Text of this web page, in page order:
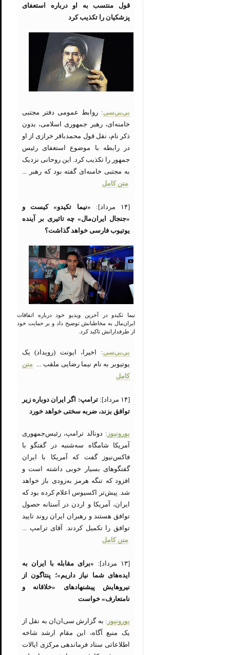
قول منتسب به او درباره استعفای
پزشکیان را تکذیب کرد
بی‌بی‌سی: روابط عمومی دفتر مجتبی
خامنه‌ای، رهبر جمهوری اسلامی، بدون
ذکر نام، نقل قول محمدباقر خرازی از او
در رابطه با موضوع استعفای رئیس
جمهور را تکذیب کرد. این روحانی نزدیک
به مجتبی خامنه‌ای گفته بود که رهبر ...
متن کامل
[۱۴ مرداد]:
«نیما تکیدو» کیست و
«جنجال ایران‌مال» چه تاثیری بر آینده
یوتیوب فارسی خواهد گذاشت؟
نیما تکیدو در آخرین ویدیو خود درباره اتفاقات
ایران‌مال به مخاطبانش توضیح داد و بر حمایت خود
از طرفدارانش تاکید کرد.
بی‌بی‌سی: اخیرا، ایونت (رویداد) یک
یوتیوبر به نام نیما رضایی ملقب ... متن
کامل
[۱۴ مرداد]:
ترامپ: اگر ایران دوباره زیر
توافق بزند، ضربه سختی خواهد خورد
یورونیوز : دونالد ترامپ، رئیس‌جمهوری
آمریکا شامگاه سه‌شنبه در گفتگو با
فاکس‌نیوز گفت که آمریکا با ایران
گفتگوهای بسیار خوبی داشته است و
افزود که تنگه هرمز به‌زودی باز خواهد
شد. پیش‌تر اکسیوس اعلام کرده بود که
ایران، آمریکا و اردن در آستانه حصول
توافق هستند و رهبران ایران روند تایید
توافق را تکمیل کردند. آقای ترامپ ...
متن کامل
[۱۳ مرداد]:
«برای مقابله با ایران به
ایده‌های شما نیاز داریم»؛ پنتاگون از
نیروهایش پیشنهادهای «خلاقانه و
نامتعارف» خواست
یورونیوز : به گزارش سی‌ان‌ان به نقل از
یک منبع آگاه، این مقام ارشد شاخه
اطلاعاتی ستاد فرماندهی مرکزی ایالات